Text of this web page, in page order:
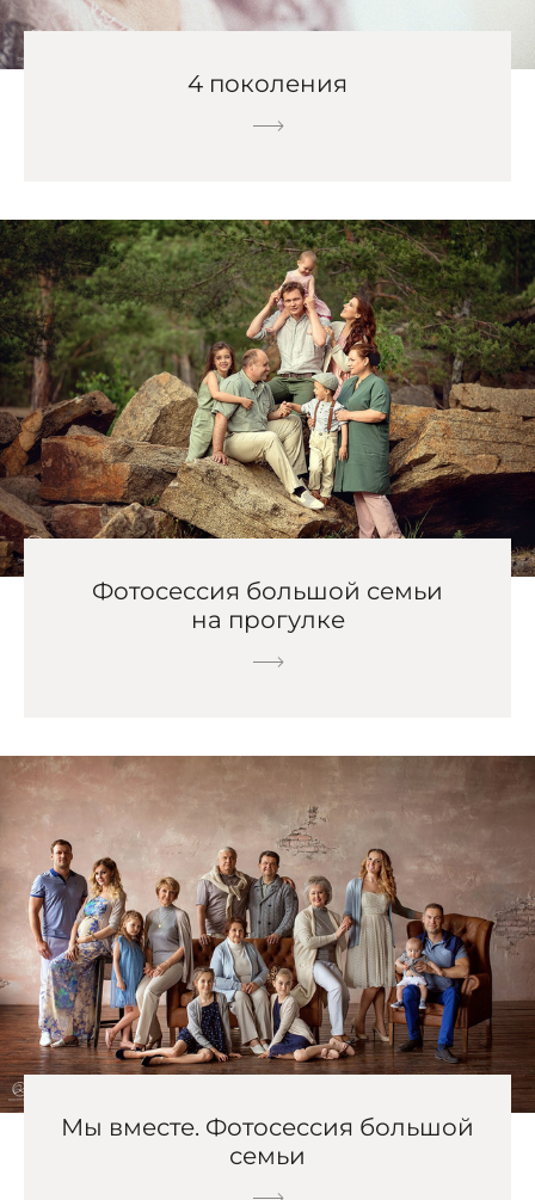
4 поколения
Фотосессия большой семьи
на прогулке
Мы вместе. Фотосессия большой
семьи